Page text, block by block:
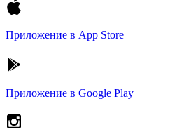
Приложение в App Store
Приложение в Google Play